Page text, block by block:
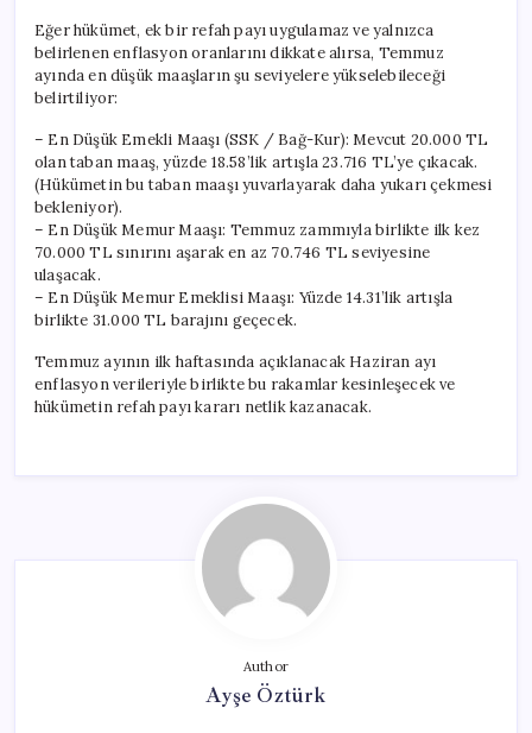
Eğer hükümet, ek bir refah payı uygulamaz ve yalnızca
belirlenen enflasyon oranlarını dikkate alırsa, Temmuz
ayında en düşük maaşların şu seviyelere yükselebileceği
belirtiliyor:
– En Düşük Emekli Maaşı (SSK / Bağ-Kur): Mevcut 20.000 TL
olan taban maaş, yüzde 18.58’lik artışla 23.716 TL’ye çıkacak.
(Hükümetin bu taban maaşı yuvarlayarak daha yukarı çekmesi
bekleniyor).
– En Düşük Memur Maaşı: Temmuz zammıyla birlikte ilk kez
70.000 TL sınırını aşarak en az 70.746 TL seviyesine
ulaşacak.
– En Düşük Memur Emeklisi Maaşı: Yüzde 14.31’lik artışla
birlikte 31.000 TL barajını geçecek.
Temmuz ayının ilk haftasında açıklanacak Haziran ayı
enflasyon verileriyle birlikte bu rakamlar kesinleşecek ve
hükümetin refah payı kararı netlik kazanacak.
Author
Ayşe Öztürk